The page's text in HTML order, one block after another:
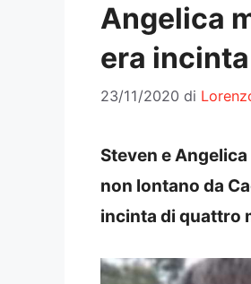
Angelica
era
23/11/2020 di
Steven e
non lontano da
incinta di quattro